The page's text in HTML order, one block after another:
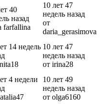
40
назад
farfallina
10 лет 47
недель назад
от
daria_gerasimova
14 недель 10 лет 47
недель назад
от irina28
4 недели
10 лет 49
недель назад
от olga6160